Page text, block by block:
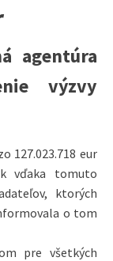
agentúra
výzvy
127.023.718 eur
vďaka tomuto
ktorých
o tom
pre všetkých